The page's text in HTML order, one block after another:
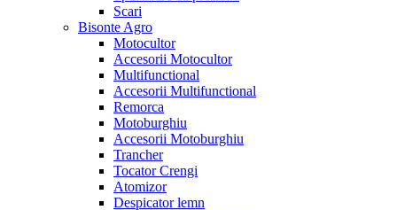
Scari
Bisonte Agro
Motocultor
Accesorii Motocultor
Multifunctional
Accesorii Multifunctional
Remorca
Motoburghiu
Accesorii Motoburghiu
Trancher
Tocator Crengi
Atomizor
Despicator lemn